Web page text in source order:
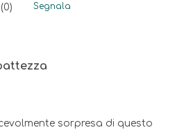
(0) Segnala
sorpresa di questo